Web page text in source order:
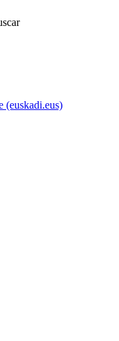
(euskadi.eus)